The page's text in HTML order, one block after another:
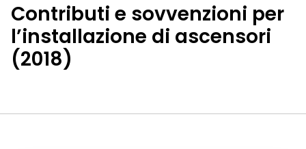
Contributi e sovvenzioni per
l’installazione di ascensori
(2018)